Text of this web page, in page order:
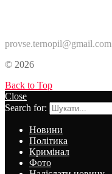
provse.ternopil@gmail.com
© 2026
Back to Top
Close
Search for:
Новини
Політика
Кримінал
Фото